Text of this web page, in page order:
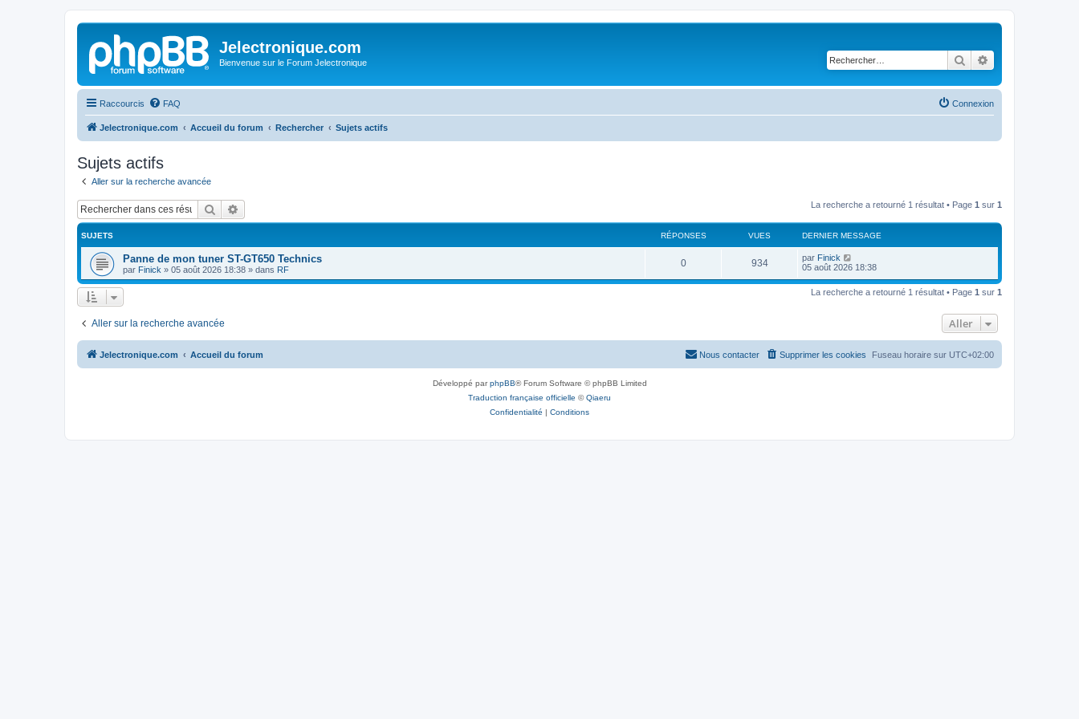
Jelectronique.com
Bienvenue sur le Forum Jelectronique Rechercher
Raccourcis FAQ Connexion
Jelectronique.com Accueil du forum Rechercher Sujets actifs
Sujets actifs
Aller sur la recherche avancée
Rechercher La recherche a retourné 1 résultat • Page 1 sur 1
SUJETS RÉPONSES VUES DERNIER MESSAGE
Panne de mon tuner ST-GT650 Technics
par Finick » 05 août 2026 18:38 » dans RF
0 934 par Finick
05 août 2026 18:38
La recherche a retourné 1 résultat • Page 1 sur 1
Aller sur la recherche avancée Aller
Jelectronique.com Accueil du forum Fuseau horaire sur UTC+02:00
Supprimer les cookies
Nous contacter
Développé parphpBB® Forum Software © phpBB Limited
Traduction française officielle ©Qiaeru
Confidentialité | Conditions